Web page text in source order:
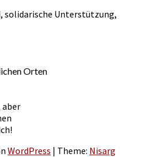
solidarische Unterstützung,
Orten
aber
WordPress | Theme: Nisarg